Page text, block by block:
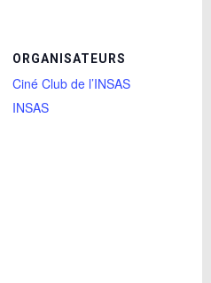
ORGANISATEURS
Ciné Club de l’INSAS
INSAS